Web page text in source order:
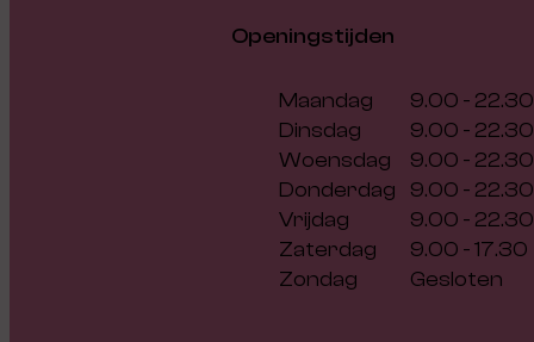
Openingstijden
Maandag
9.00 - 22.30
Dinsdag
9.00 - 22.30
Woensdag
9.00 - 22.30
Donderdag
9.00 - 22.30
Vrijdag
9.00 - 22.30
Zaterdag
9.00 - 17.30
Zondag
Gesloten